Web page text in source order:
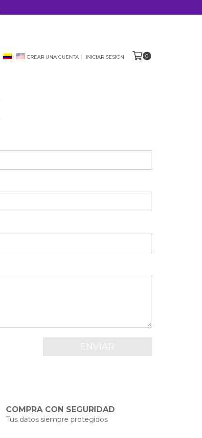
CREAR UNA CUENTA INICIAR SESIÓN 0
COMPRA CON SEGURIDAD
Tus datos siempre protegidos